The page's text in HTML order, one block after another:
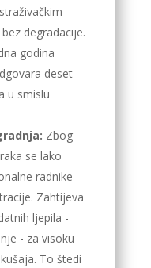
degradacije.
godina
deset
u smislu
Zbog
se lako
radnike
Zahtijeva
ljepila -
- za visoku
To štedi